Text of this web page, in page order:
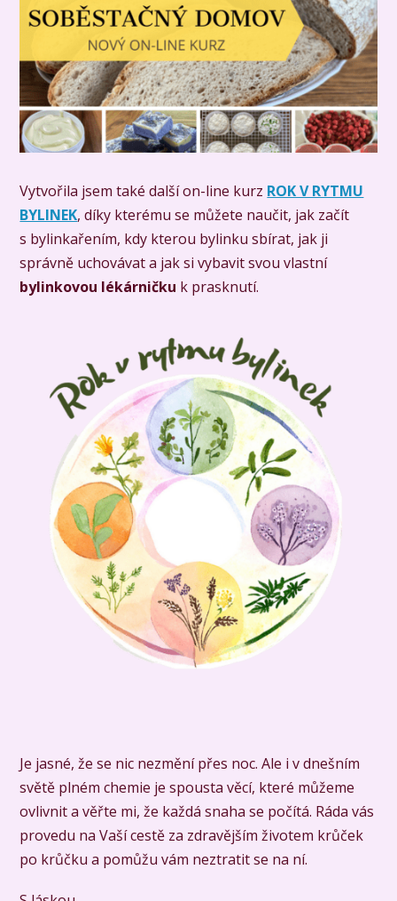
Vytvořila jsem také další on-line kurz ROK V RYTMU
BYLINEK, díky kterému se můžete naučit, jak začít
s bylinkařením, kdy kterou bylinku sbírat, jak ji
správně uchovávat a jak si vybavit svou vlastní
bylinkovou lékárničku k prasknutí.
Je jasné, že se nic nezmění přes noc. Ale i v dnešním
světě plném chemie je spousta věcí, které můžeme
ovlivnit a věřte mi, že každá snaha se počítá. Ráda vás
provedu na Vaší cestě za zdravějším životem krůček
po krůčku a pomůžu vám neztratit se na ní.